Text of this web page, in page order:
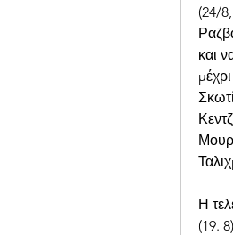
(24/
και
Η
(19.